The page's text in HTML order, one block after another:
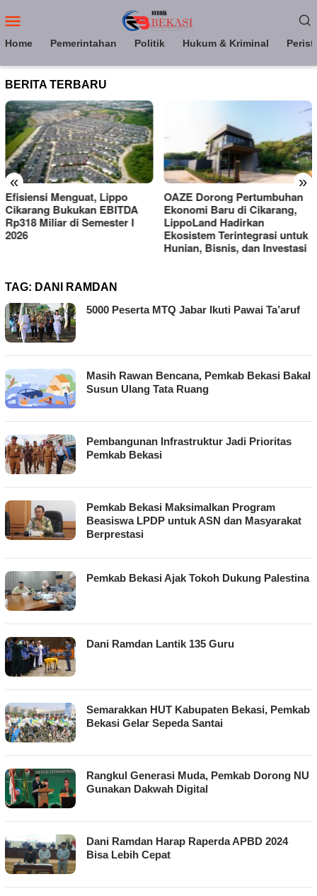
ke
Mobile
Home Pemerintahan Politik Hukum & Kriminal
BERITA TERBARU
« »
Menguat, Lippo
Bukukan EBITDA
Miliar di Semester I
OAZE Dorong Pertumbuhan
Ekonomi Baru di Cikarang,
LippoLand Hadirkan
Ekosistem Terintegrasi untuk
Hunian, Bisnis, dan Investasi
TAG: DANI RAMDAN
5000 Peserta MTQ Jabar Ikuti Pawai Ta’aruf
Masih Rawan Bencana, Pemkab Bekasi Bakal
Susun Ulang Tata Ruang
Pembangunan Infrastruktur Jadi Prioritas
Pemkab Bekasi
Pemkab Bekasi Maksimalkan Program
Beasiswa LPDP untuk ASN dan Masyarakat
Berprestasi
Pemkab Bekasi Ajak Tokoh Dukung Palestina
Dani Ramdan Lantik 135 Guru
Semarakkan HUT Kabupaten Bekasi, Pemkab
Bekasi Gelar Sepeda Santai
Rangkul Generasi Muda, Pemkab Dorong NU
Gunakan Dakwah Digital
Dani Ramdan Harap Raperda APBD 2024
Bisa Lebih Cepat